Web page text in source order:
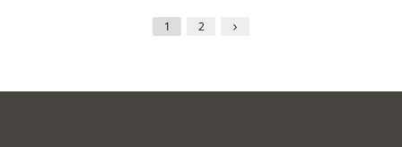
1 2